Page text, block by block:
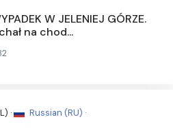
W JELENIEJ GÓRZE.
na chod...
·
Russian (RU) ·